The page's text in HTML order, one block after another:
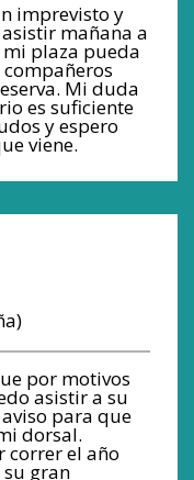
imprevisto y
mañana a
plaza pueda
Mi duda
es suficiente
y espero
viene.
por motivos
asistir a su
para que
dorsal.
correr el año
su gran